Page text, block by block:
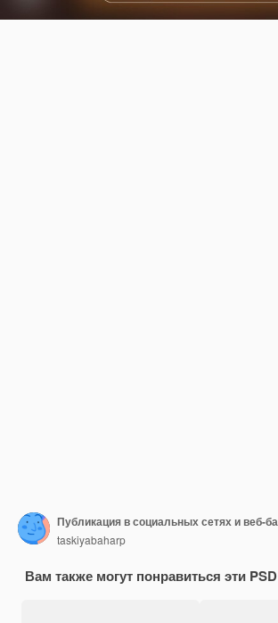
taskiyabaharp
Вам также могут понравиться эти PSD